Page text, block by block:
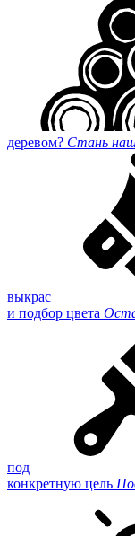
деревом? Стань
выкрас
и подбор цвета
под
конкретную цель